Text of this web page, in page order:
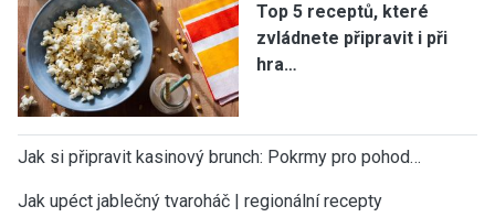
Top 5 receptů, které
zvládnete připravit i při
hra…
Jak si připravit kasinový brunch: Pokrmy pro pohod…
Jak upéct jablečný tvaroháč | regionální recepty